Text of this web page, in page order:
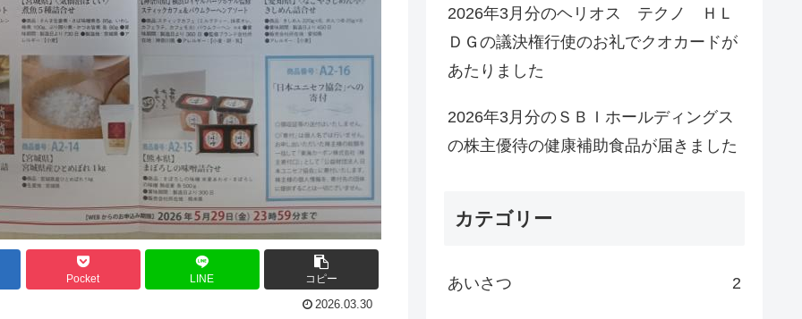
Pocket LINE コピー
2026.03.30
2026年3月分のヘリオス テクノ ＨＬ
ＤＧの議決権行使のお礼でクオカードが
あたりました
2026年3月分のＳＢＩホールディングス
の株主優待の健康補助食品が届きました
カテゴリー
あいさつ 2